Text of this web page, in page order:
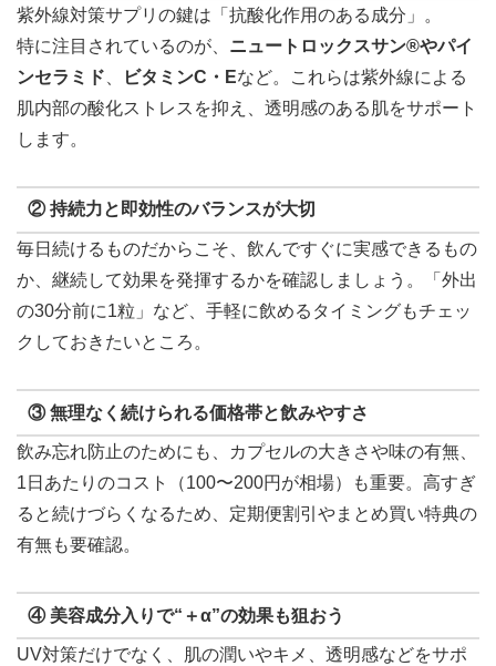
紫外線対策サプリの鍵は「抗酸化作用のある成分」。
特に注目されているのが、 ニュートロックスサン®やパイ
ンセラミド
ビタミンC・Eなど。これらは紫外線による
肌内部の酸化ストレスを抑え、透明感のある肌をサポート
します。
② 持続力と即効性のバランスが大切
毎日続けるものだからこそ、飲んですぐに実感できるもの
か、継続して効果を発揮するかを確認しましょう。「外出
の30分前に1粒」など、手軽に飲めるタイミングもチェッ
クしておきたいところ。
③ 無理なく続けられる価格帯と飲みやすさ
飲み忘れ防止のためにも、カプセルの大きさや味の有無、
1日あたりのコスト（100〜200円が相場）も重要。高すぎ
ると続けづらくなるため、定期便割引やまとめ買い特典の
有無も要確認。
④ 美容成分入りで“＋α”の効果も狙おう
UV対策だけでなく、肌の潤いやキメ、透明感などをサポ